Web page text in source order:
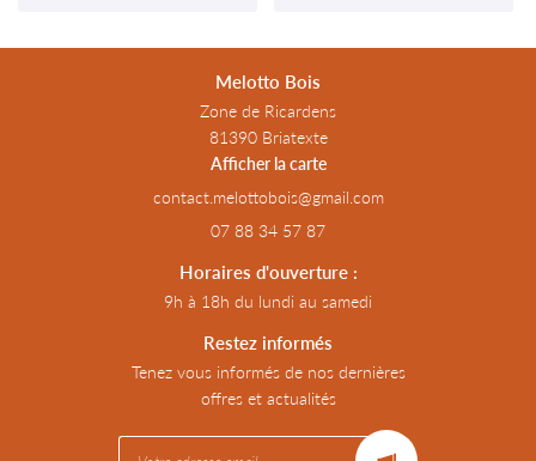
Melotto Bois
Zone de Ricardens
81390 Briatexte
Afficher la carte
07 88 34 57 87
Horaires d'ouverture :
9h à 18h du lundi au samedi
Restez informés
Tenez vous informés de nos dernières
offres et actualités